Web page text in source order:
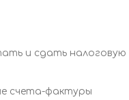
и сдать
счета-фактуры